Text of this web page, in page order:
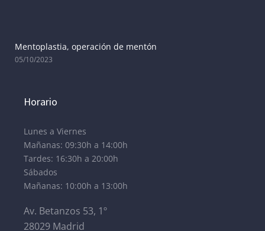
Mentoplastia, operación de mentón
05/10/2023
Horario
Lunes a Viernes
Mañanas: 09:30h a 14:00h
Tardes: 16:30h a 20:00h
Sábados
Mañanas: 10:00h a 13:00h
Av. Betanzos 53, 1º
28029 Madrid